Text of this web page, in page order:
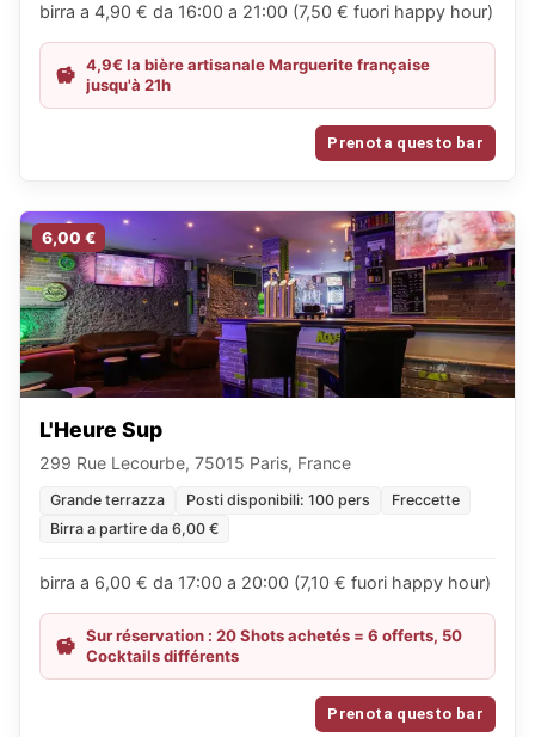
birra a 4,90 € da 16:00 a 21:00 (7,50 € fuori happy hour)
4,9€ la bière artisanale Marguerite française
jusqu'à 21h
Prenota questo bar
6,00 €
L'Heure Sup
299 Rue Lecourbe, 75015 Paris, France
Grande terrazza Posti disponibili: 100 pers
Freccette
Birra a partire da 6,00 €
birra a 6,00 € da 17:00 a 20:00 (7,10 € fuori happy hour)
Sur réservation : 20 Shots achetés = 6 offerts, 50
Cocktails différents
Prenota questo bar